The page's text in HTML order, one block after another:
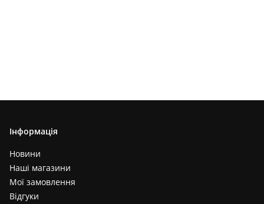
Інформація
Новини
Наші магазини
Мої замовлення
Відгуки